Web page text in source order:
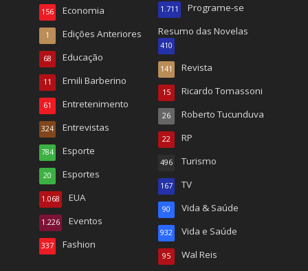
Economia
156
Edições Anteriores
1
Educação
68
Emili Barberino
11
Entretenimento
61
Entrevistas
324
Esporte
784
Esportes
20
EUA
1.068
Eventos
1.226
Fashion
337
Programe-se
1.711
Resumo das Novelas
410
Revista
141
Ricardo Tomassoni
15
Roberto Tucunduva
26
RP
22
Turismo
496
TV
167
Vida & Saúde
90
Vida e Saúde
932
Wal Reis
95